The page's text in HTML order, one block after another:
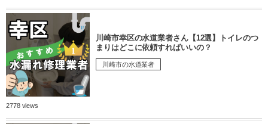
川崎市幸区の水道業者さん【12選】トイレのつ
まりはどこに依頼すればいいの？
川崎市の水道業者
2778 views